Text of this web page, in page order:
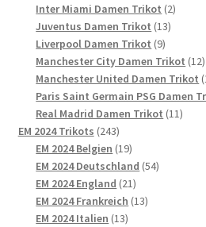
Produkte
Inter Miami Damen Trikot 22
Juventus Damen Trikot 1313
Liverpool Damen Trikot 99
Produkte
Manchester City Damen Trikot 1212
Manchester United Damen Trikot
Paris Saint Germain PSG Damen
Real Madrid Damen Trikot 1111
EM 2024 Trikots 243243
Produkte
EM 2024 Belgien 1919
Produkte
EM 2024 Deutschland 5454
EM 2024 England 2121
Produkte
EM 2024 Frankreich 1313
EM 2024 Italien 1313